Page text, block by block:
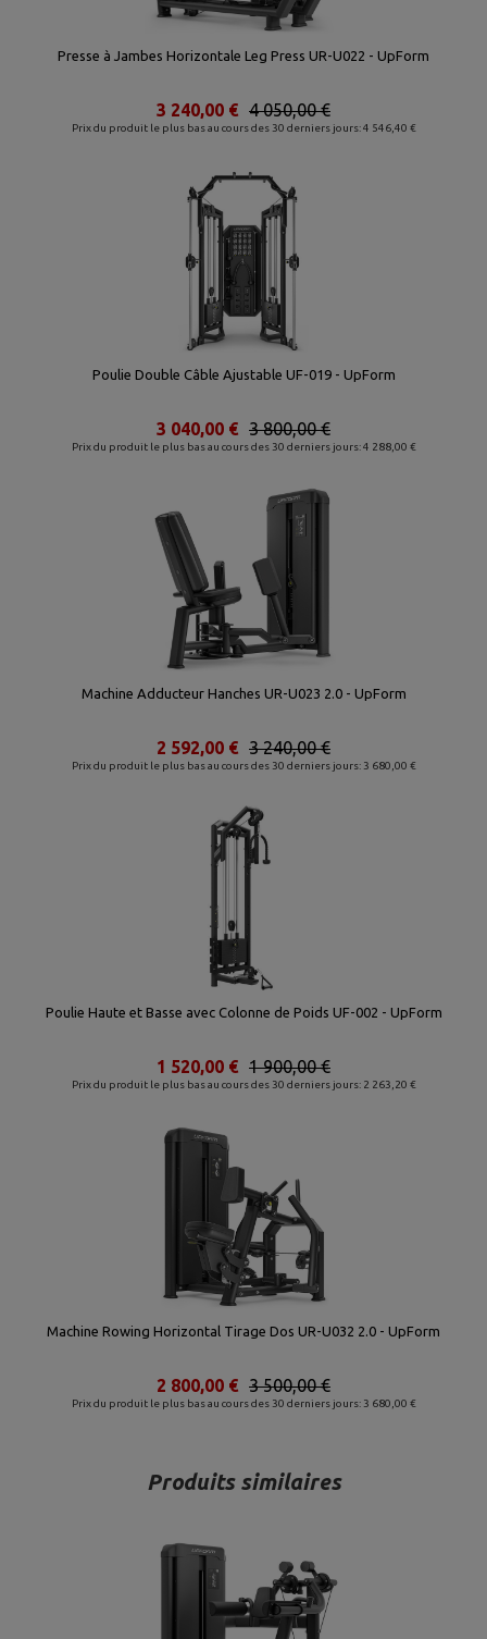
Presse à Jambes Horizontale Leg Press UR-U022 - UpForm
Prix du produit le plus bas au cours des 30 derniers jours: 4 546,40 €
4 050,00 €
3 240,00 €
Poulie Double Câble Ajustable UF-019 - UpForm
Prix du produit le plus bas au cours des 30 derniers jours: 4 288,00 €
3 800,00 €
3 040,00 €
Machine Adducteur Hanches UR-U023 2.0 - UpForm
Prix du produit le plus bas au cours des 30 derniers jours: 3 680,00 €
3 240,00 €
2 592,00 €
Poulie Haute et Basse avec Colonne de Poids UF-002 - UpForm
Prix du produit le plus bas au cours des 30 derniers jours: 2 263,20 €
1 900,00 €
1 520,00 €
Machine Rowing Horizontal Tirage Dos UR-U032 2.0 - UpForm
Prix du produit le plus bas au cours des 30 derniers jours: 3 680,00 €
3 500,00 €
2 800,00 €
Produits similaires